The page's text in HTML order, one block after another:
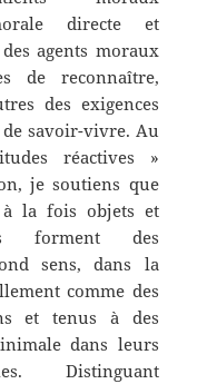
directe et
agents moraux
de reconnaître,
des exigences
savoir-vivre. Au
réactives »
je soutiens que
la fois objets et
forment des
sens, dans la
comme des
et tenus à des
dans leurs
Distinguant